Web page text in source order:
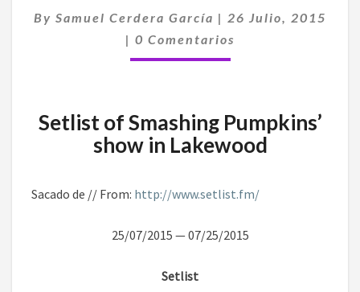
EN
LAKEWOOD
By Samuel Cerdera García | 26 Julio, 2015
| Comentarios
0 Comentarios
Setlist of Smashing Pumpkins’
show in Lakewood
Sacado de // From: http://www.setlist.fm/
25/07/2015 — 07/25/2015
Setlist